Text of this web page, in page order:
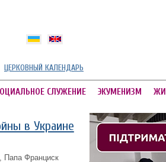
ЦЕРКОВНЫЙ КАЛЕНДАРЬ
СЛУЖЕНИЕ ЭКУМЕНИЗМ
в Украине
Папа Франциск